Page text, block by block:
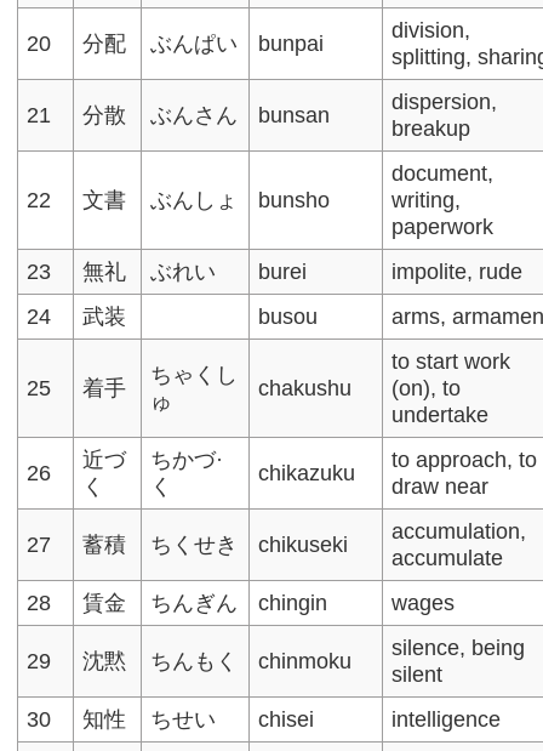
20 分配 ぶんぱい bunpai
division,
splitting,
21 分散 ぶんさん bunsan
dispersion,
breakup
22 文書 ぶんしょ bunsho
document,
writing,
paperwork
23
無礼 ぶれい burei
impolite, rude​
24
武装 busou arms,
25 着手
ちゃくし
ゅ
chakushu
to start work
(on), to
undertake​
26
近づ
く
ちかづ·
く
chikazuku
to approach, to
draw near
27 蓄積 ちくせき chikuseki
accumulation,
accumulate
28
賃金 ちんぎん chingin wages
29 沈黙 ちんもく chinmoku
silence, being
silent
30
知性 ちせい chisei
intelligence